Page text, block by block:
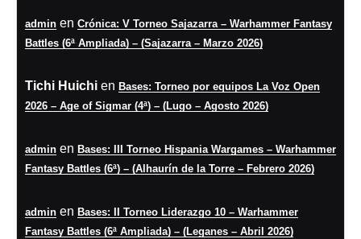
admin en Crónica: V Torneo Sajazarra – Warhammer Fantasy
Battles (6ª Ampliada) – (Sajazarra – Marzo 2026)
Tichi Huichi en Bases: Torneo por equipos La Voz Open
2026 – Age of Sigmar (4ª) – (Lugo – Agosto 2026)
admin en Bases: III Torneo Hispania Wargames – Warhammer
Fantasy Battles (6ª) – (Alhaurín de la Torre – Febrero 2026)
admin en Bases: II Torneo Liderazgo 10 – Warhammer
Fantasy Battles (6ª Ampliada) – (Leganes – Abril 2026)